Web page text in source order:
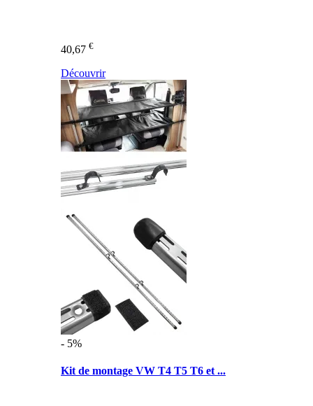
40,67 €
Découvrir
- 5%
Kit de montage VW T4 T5 T6 et ...